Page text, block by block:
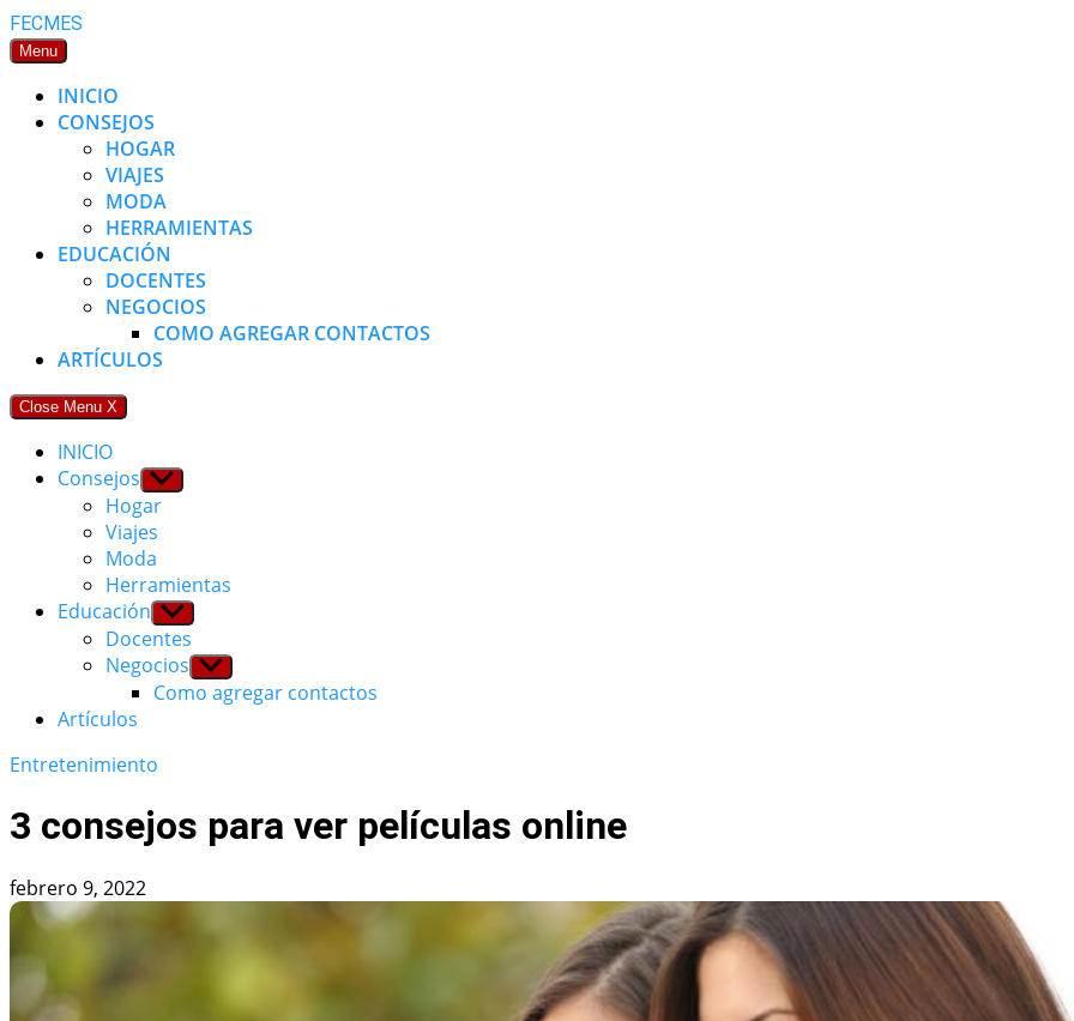
Skip
to
FECMES
Menu
INICIO
CONSEJOS
HOGAR
VIAJES
MODA
HERRAMIENTAS
EDUCACIÓN
DOCENTES
NEGOCIOS
COMO AGREGAR CONTACTOS
ARTÍCULOS
Close Menu X
INICIO
Consejos Show
sub
menu
Hogar
Viajes
Moda
Herramientas
Educación Show
sub
menu
Docentes
Negocios Show
sub
menu
Como agregar contactos
Artículos
Entretenimiento
3 consejos para ver películas online
febrero 9, 2022